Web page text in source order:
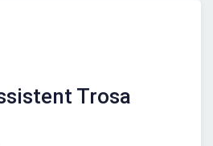
Trosa